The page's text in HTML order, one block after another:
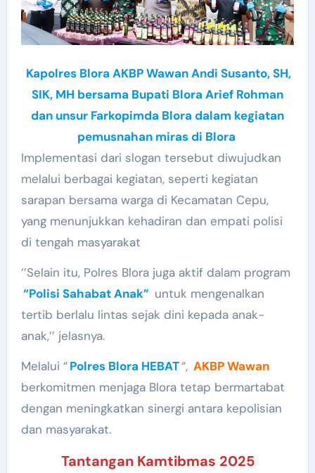
Kapolres Blora AKBP Wawan Andi Susanto, SH,
SIK, MH bersama Bupati Blora Arief Rohman
dan unsur Farkopimda Blora dalam kegiatan
pemusnahan miras di Blora
Implementasi dari slogan tersebut diwujudkan
melalui berbagai kegiatan, seperti kegiatan
sarapan bersama warga di Kecamatan Cepu,
yang menunjukkan kehadiran dan empati polisi
di tengah masyarakat
‘’Selain itu, Polres Blora juga aktif dalam program
“Polisi Sahabat Anak” untuk mengenalkan
tertib berlalu lintas sejak dini kepada anak-
anak,’’ jelasnya.
Melalui “Polres Blora HEBAT“, AKBP Wawan
berkomitmen menjaga Blora tetap bermartabat
dengan meningkatkan sinergi antara kepolisian
dan masyarakat.
Tantangan Kamtibmas 2025